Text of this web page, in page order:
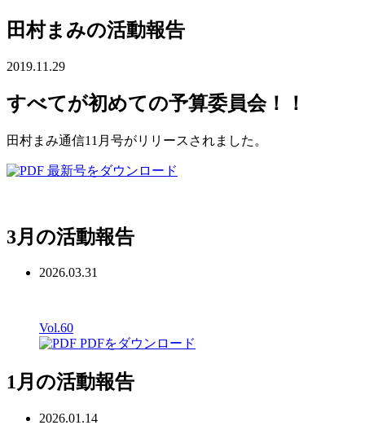
田村まみの活動報告
2019.11.29
すべてが初めての予算委員会！！
田村まみ通信11月号がリリースされました。
最新号をダウンロード
3月の活動報告
2026.03.31
Vol.60
PDFをダウンロード
1月の活動報告
2026.01.14